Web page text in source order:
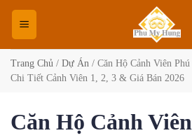
Bỏ
nội
dungTrang Chủ / Dự Án / Căn Hộ Cảnh Viên
Chi Tiết Cảnh Viên 1, 2, 3 & Giá Bán 2026
Căn Hộ Cảnh